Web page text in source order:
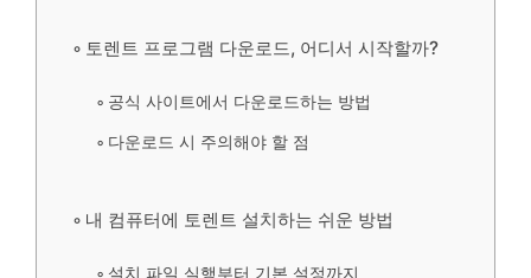
토렌트 프로그램 다운로드, 어디서 시작할까?
공식 사이트에서 다운로드하는 방법
다운로드 시 주의해야 할 점
내 컴퓨터에 토렌트 설치하는 쉬운 방법
설치 파일 실행부터 기본 설정까지